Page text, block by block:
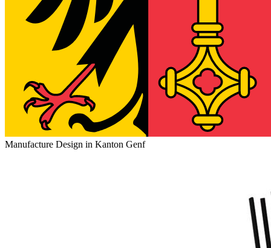
Manufacture Design in Kanton Genf